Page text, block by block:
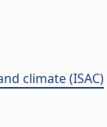
climate (ISAC)